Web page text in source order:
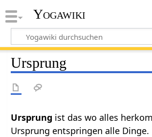
Yogawiki
Ursprung
Ursprung ist das wo alles
Ursprung entspringen alle Dinge.